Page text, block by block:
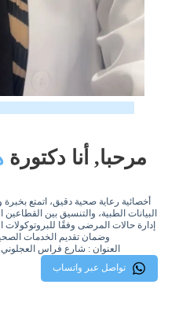
مرحبا, أنا دكتورة
أخصائية رعاية صحية دقيق، اتمتع
البيانات الطبية، والتنسيق بين
إدارة حالات المرضى وفقًا للبروتوكولات
وضمان تقديم الخدمات
العنوان : شارع فراس العجلوني
تواصل عبر واتساب